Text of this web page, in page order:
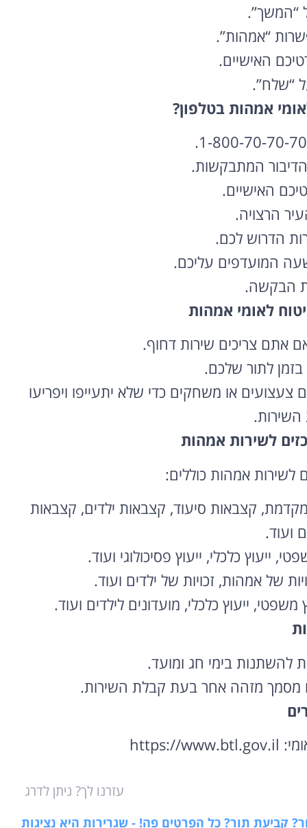
“המשך”.
“אמהות”.
האישיים.
“שלח”.
אמהות בטלפון?
המתבקשות.
האישיים.
הרצויה.
הדרוש לכם.
המועדפים עליכם.
הבקשה.
לאומי אמהות
אתם צריכים שירות דחוף.
לתור שלכם.
צעצועים או משחקים כדי שלא יתעייפו ויפריעו
לשירות אמהות
לשירות אמהות כוללים:
קצבאות סיעוד, קצבאות ילדים, קצבאות
ועוד.
ייעוץ כלכלי, ייעוץ פסיכולוגי ועוד.
של אמהות, זכויות של ילדים ועוד.
משפטי, ייעוץ כלכלי, מועדונים לילדים ועוד.
להשתנות בימי חג ומועד.
מסמך מזהה אחר בעת קבלת השירות.
//www.btl.gov.il
עזרנו לך? ניתן לדרג
קביעת תור? כל הפרטים פה! - שגרירות היא נציגות